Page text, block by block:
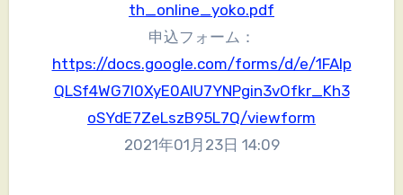
th_online_yoko.pdf
申込フォーム：
https://docs.google.com/forms/d/e/1FAIp
QLSf4WG7l0XyE0AIU7YNPgin3vOfkr_Kh3
oSYdE7ZeLszB95L7Q/viewform
2021年01月23日 14:09